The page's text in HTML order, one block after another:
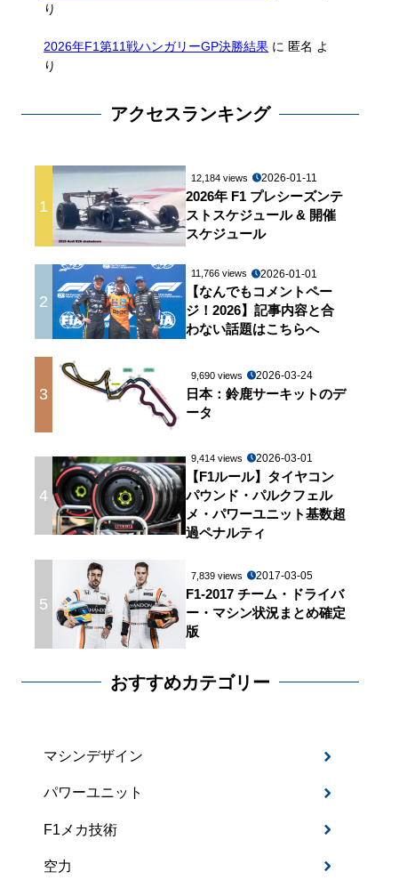
り
2026年F1第11戦ハンガリーGP決勝結果 に 匿名 よ
り
アクセスランキング
1
12,184 views 2026-01-11
2026年 F1 プレシーズンテ
ストスケジュール & 開催
スケジュール
2
11,766 views 2026-01-01
【なんでもコメントペー
ジ！2026】記事内容と合
わない話題はこちらへ
3
9,690 views 2026-03-24
日本：鈴鹿サーキットのデ
ータ
4
9,414 views 2026-03-01
【F1ルール】タイヤコン
パウンド・パルクフェル
メ・パワーユニット基数超
過ペナルティ
5
7,839 views 2017-03-05
F1-2017 チーム・ドライバ
ー・マシン状況まとめ確定
版
おすすめカテゴリー
マシンデザイン
パワーユニット
F1メカ技術
空力